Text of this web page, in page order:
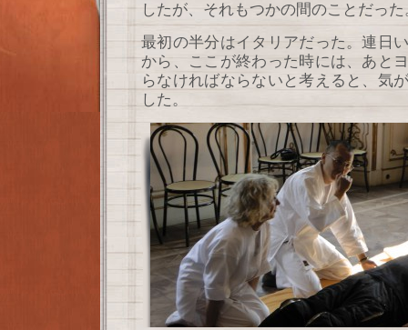
したが、それもつかの間のことだった
最初の半分はイタリアだった。連日
から、ここが終わった時には、あと
らなければならないと考えると、気
した。